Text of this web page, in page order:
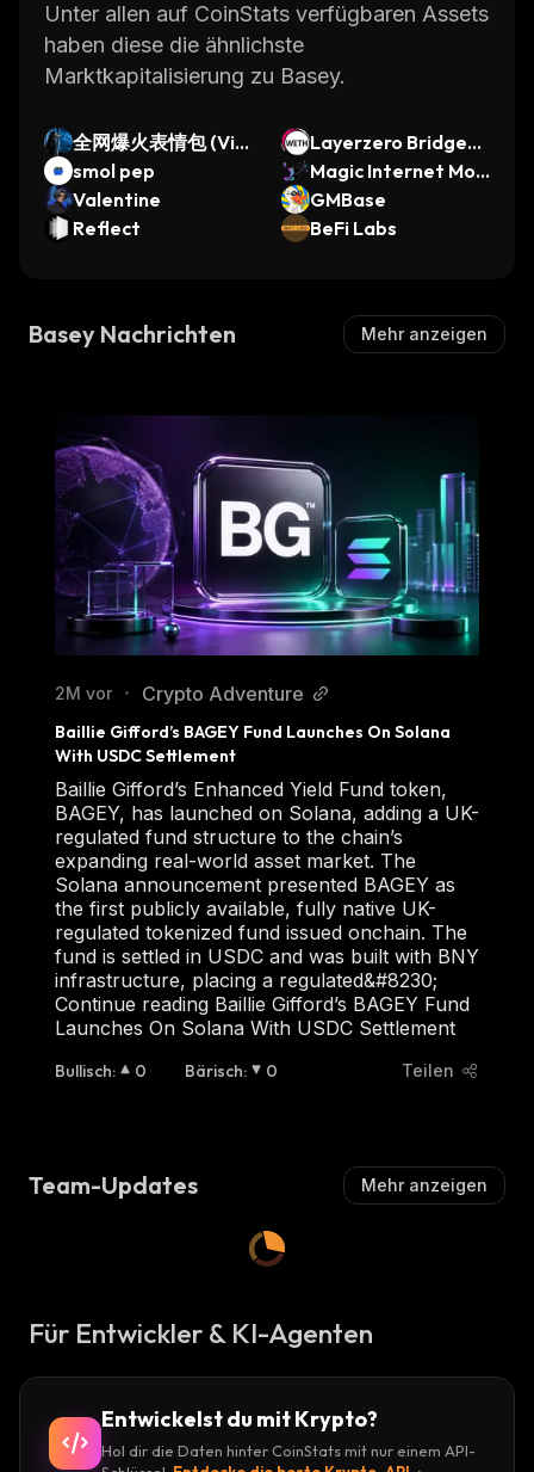
Unter allen auf CoinStats verfügbaren Assets
haben diese die ähnlichste
Marktkapitalisierung zu Basey.
全网爆火表情包 (Vir
al Emoji Pack)
Layerzero Bridged
Wrapped Ether (Sw
ellchain)
smol pep
Magic Internet Mon
ey (Meme)
Valentine
GMBase
Reflect
BeFi Labs
Basey Nachrichten Mehr anzeigen
2M vor • Crypto Adventure
Baillie Gifford’s BAGEY Fund Launches On Solana
With USDC Settlement
Baillie Gifford’s Enhanced Yield Fund token,
BAGEY, has launched on Solana, adding a UK-
regulated fund structure to the chain’s
expanding real-world asset market. The
Solana announcement presented BAGEY as
the first publicly available, fully native UK-
regulated tokenized fund issued onchain. The
fund is settled in USDC and was built with BNY
infrastructure, placing a regulated&#8230;
Continue reading Baillie Gifford’s BAGEY Fund
Launches On Solana With USDC Settlement
Bullisch: 0 Bärisch: 0 Teilen
Team-Updates Mehr anzeigen
Für Entwickler & KI-Agenten
Entwickelst du mit Krypto?
Hol dir die Daten hinter CoinStats mit nur einem API-